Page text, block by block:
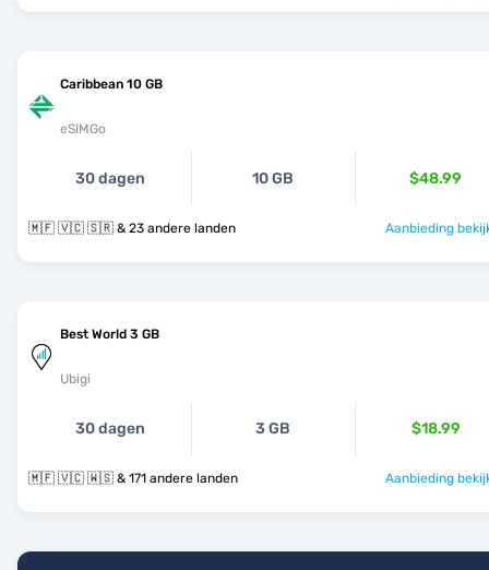
Caribbean 10 GB
eSIMGo
30 dagen 10 GB $48.99
🇲🇫 🇻🇨 🇸🇷 & 23 andere landen Aanbieding
Best World 3 GB
Ubigi
30 dagen 3 GB $18.99
🇲🇫 🇻🇨 🇼🇸 & 171 andere landen Aanbieding